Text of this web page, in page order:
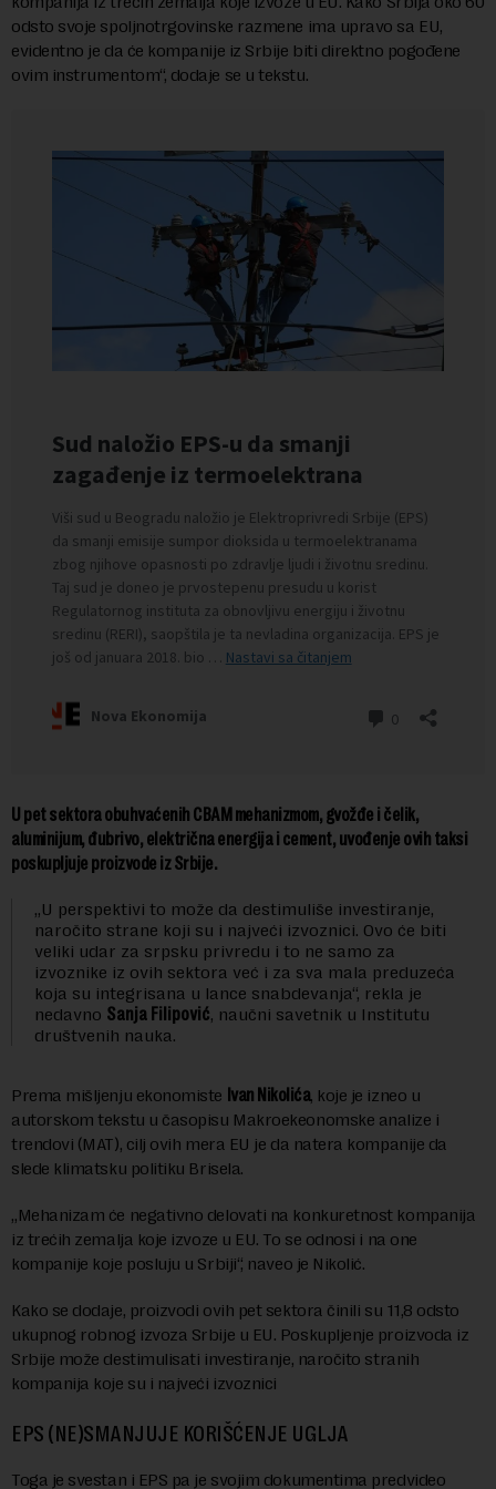
odsto svoje spoljnotrgovinske razmene ima upravo sa EU,
evidentno je da će kompanije iz Srbije biti direktno pogođene
ovim instrumentom“, dodaje se u tekstu.
U pet sektora obuhvaćenih CBAM mehanizmom, gvožđe i čelik,
aluminijum, đubrivo, električna energija i cement, uvođenje ovih taksi
poskupljuje proizvode iz Srbije.
„U perspektivi to može da destimuliše investiranje,
naročito strane koji su i najveći izvoznici. Ovo će biti
veliki udar za srpsku privredu i to ne samo za
izvoznike iz ovih sektora već i za sva mala preduzeća
koja su integrisana u lance snabdevanja“, rekla je
nedavno Sanja Filipović, naučni savetnik u Institutu
društvenih nauka.
Prema mišljenju ekonomiste Ivan Nikolića, koje je izneo u
autorskom tekstu u časopisu Makroekeonomske analize i
trendovi (MAT), cilj ovih mera EU je da natera kompanije da
slede klimatsku politiku Brisela.
„Mehanizam će negativno delovati na konkuretnost kompanija
iz trećih zemalja koje izvoze u EU. To se odnosi i na one
kompanije koje posluju u Srbiji“, naveo je Nikolić.
Kako se dodaje, proizvodi ovih pet sektora činili su 11,8 odsto
ukupnog robnog izvoza Srbije u EU. Poskupljenje proizvoda iz
Srbije može destimulisati investiranje, naročito stranih
kompanija koje su i najveći izvoznici
EPS (NE)SMANJUJE KORIŠĆENJE UGLJA
Toga je svestan i EPS pa je svojim dokumentima predvideo